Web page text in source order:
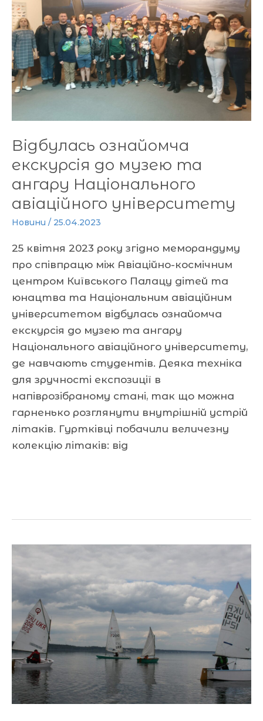
Відбулась ознайомча
екскурсія до музею та
ангару Національного
авіаційного університету
Новини / 25.04.2023
25 квітня 2023 року згідно меморандуму
про співпрацю між Авіаційно-космічним
центром Київського Палацу дітей та
юнацтва та Національним авіаційним
університетом відбулась ознайомча
екскурсія до музею та ангару
Національного авіаційного університету,
де навчають студентів. Деяка техніка
для зручності експозиції в
напіврозібраному стані, так що можна
гарненько розглянути внутрішній устрій
літаків. Гуртківці побачили величезну
колекцію літаків: від
ознайомча
екскурсія
до
музею
та
ангару
великій
воді
набирає
обертів